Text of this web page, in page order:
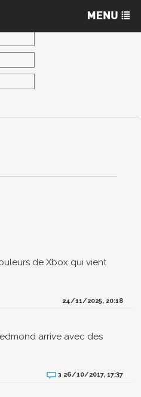
de Xbox qui vient
24/11/2025, 20:18
arrive avec des
3 26/10/2017, 17:37